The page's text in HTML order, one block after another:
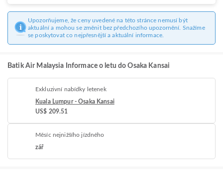
Upozorňujeme, že ceny uvedené na této stránce nemusí být
aktuální a mohou se změnit bez předchozího upozornění. Snažíme
se poskytovat co nejpřesnější a aktuální informace.
Batik Air Malaysia Informace o letu do Osaka Kansai
Exkluzivní nabídky letenek
Kuala Lumpur - Osaka Kansai
US$ 209.51
Měsíc nejnižšího jízdného
zář